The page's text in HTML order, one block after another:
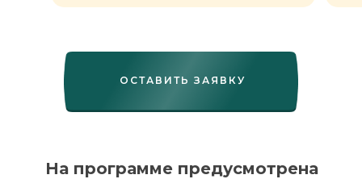
ОСТАВИТЬ ЗАЯВКУ
На программе предусмотрена